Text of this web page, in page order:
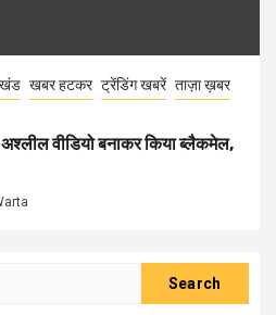
खबर हटकर ट्रेंडिंग खबरें ताज़ा ख़बर
वीडियो बनाकर किया ब्लैकमेल,